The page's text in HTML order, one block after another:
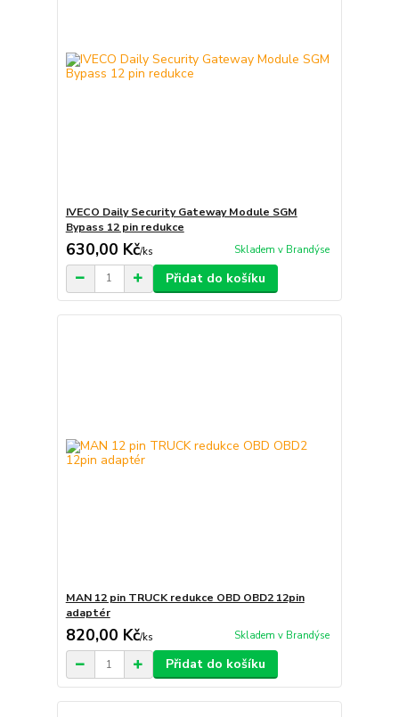
IVECO Daily Security Gateway Module SGM
Bypass 12 pin redukce
630,00 Kč/ks Skladem v Brandýse
Přidat do košíku
MAN 12 pin TRUCK redukce OBD OBD2 12pin
adaptér
820,00 Kč/ks Skladem v Brandýse
Přidat do košíku